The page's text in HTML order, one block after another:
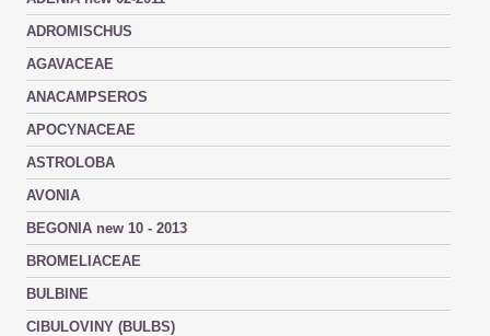
ADROMISCHUS
AGAVACEAE
ANACAMPSEROS
APOCYNACEAE
ASTROLOBA
AVONIA
BEGONIA new 10 - 2013
BROMELIACEAE
BULBINE
CIBULOVINY (BULBS)